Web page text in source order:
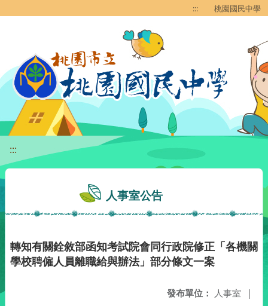
::: 桃園國民中學
:::
人事室公告
轉知有關銓敘部函知考試院會同行政院修正「各機關
學校聘僱人員離職給與辦法」部分條文一案
發布單位： 人事室 |